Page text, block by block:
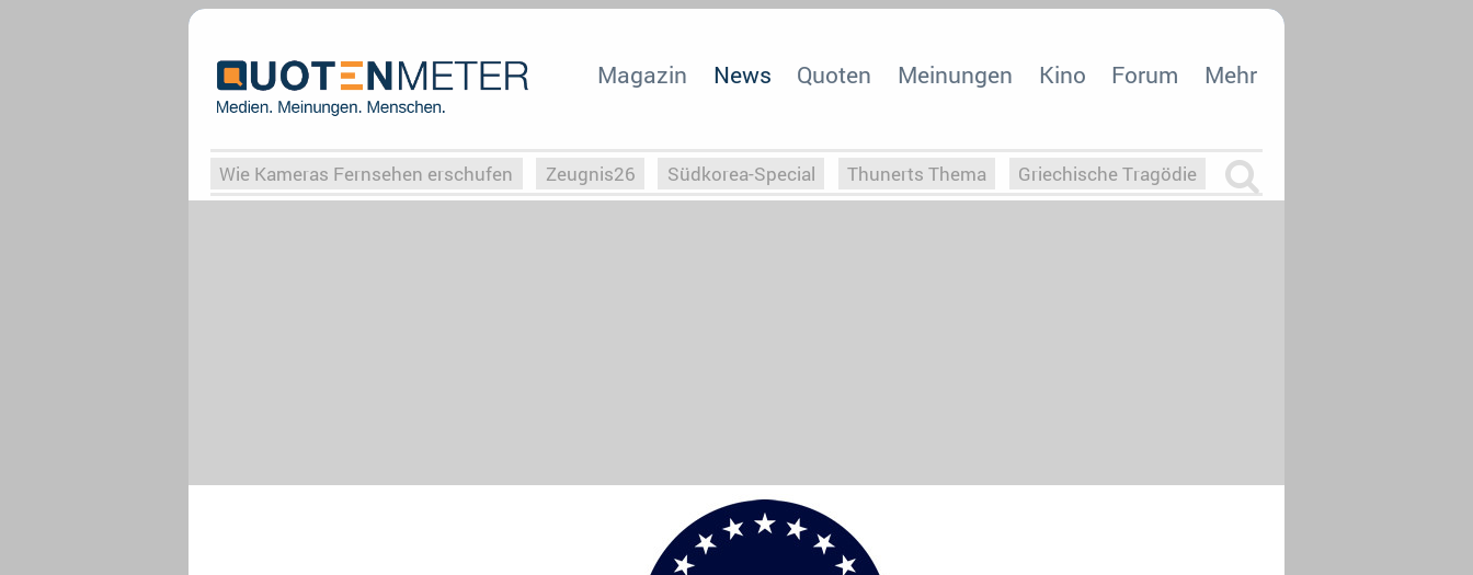
Magazin News Quoten Meinungen Kino Forum Mehr
Wie Kameras Fernsehen erschufen Zeugnis26 Südkorea-Special Thunerts Thema Griechische Tragödie